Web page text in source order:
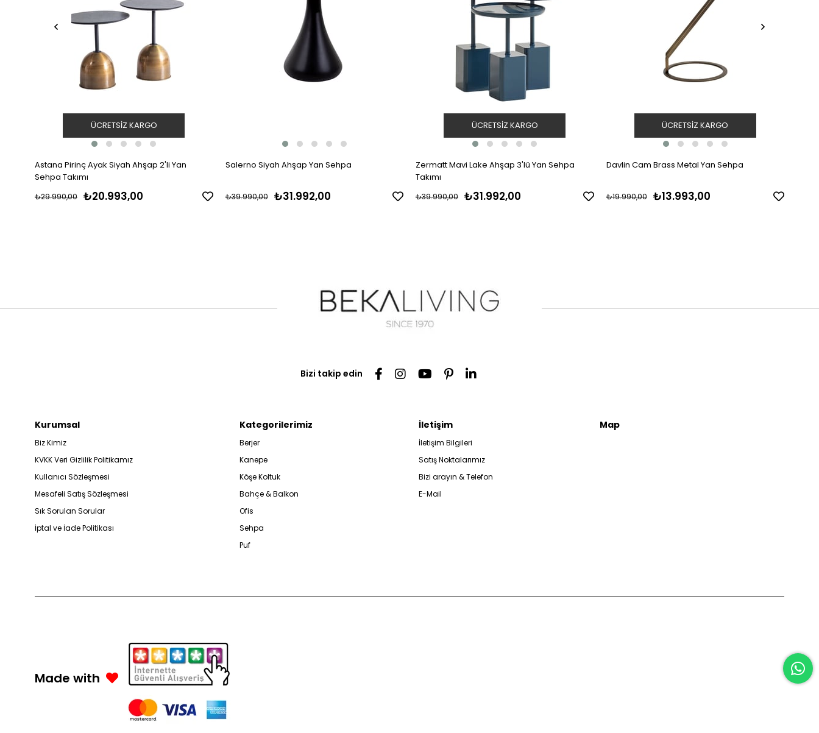
Astana Pirinç Ayak Siyah Ahşap 2'li Yan
Sehpa Takımı
₺20.993,00
₺29.990,00
ÜCRETSIZ KARGO
Salerno Siyah Ahşap Yan Sehpa
₺31.992,00
₺39.990,00
Zermatt Mavi Lake Ahşap 3'lü Yan Sehpa
Takımı
₺31.992,00
₺39.990,00
ÜCRETSIZ KARGO
Davlin Cam Brass Metal Yan Sehpa
₺13.993,00
₺19.990,00
ÜCRETSIZ KARGO
Bizi takip edin
Kurumsal
Biz Kimiz
KVKK Veri Gizlilik Politikamız
Kullanıcı Sözleşmesi
Mesafeli Satış Sözleşmesi
Sık Sorulan Sorular
İptal ve İade Politikası
Kategorilerimiz
Berjer
Kanepe
Köşe Koltuk
Bahçe & Balkon
Ofis
Sehpa
Puf
İletişim
İletişim Bilgileri
Satış Noktalarımız
Bizi arayın & Telefon
E-Mail
Map
Made with